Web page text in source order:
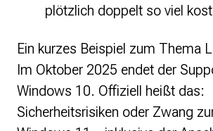
plötzlich doppelt so viel
Ein kurzes Beispiel zum Thema
Im Oktober 2025 endet der
Windows 10. Offiziell heißt das:
Sicherheitsrisiken oder Zwang